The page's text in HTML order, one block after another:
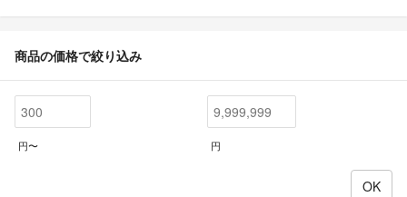
商品の価格で絞り込み
円〜 円